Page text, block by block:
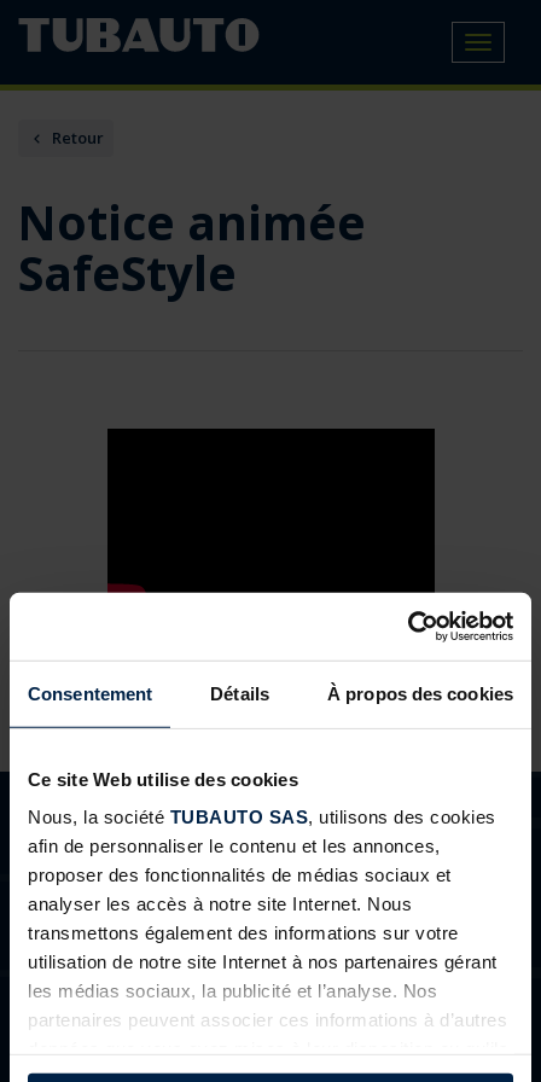
Consentement Détails À propos des cookies
Ce site Web utilise des cookies
Nous, la société TUBAUTO SAS, utilisons des cookies
afin de personnaliser le contenu et les annonces,
proposer des fonctionnalités de médias sociaux et
analyser les accès à notre site Internet. Nous
transmettons également des informations sur votre
utilisation de notre site Internet à nos partenaires gérant
les médias sociaux, la publicité et l’analyse. Nos
partenaires peuvent associer ces informations à d’autres
ont collectées dans le cadre de votre utilisation des
Toggle
Retour
Notice animée
SafeStyle
BESOINS D'AIDE ?
Vous n’avez pas trouvé réponse à votre question ou vous
êtes un professionnels et souhaitez nous contacter ?